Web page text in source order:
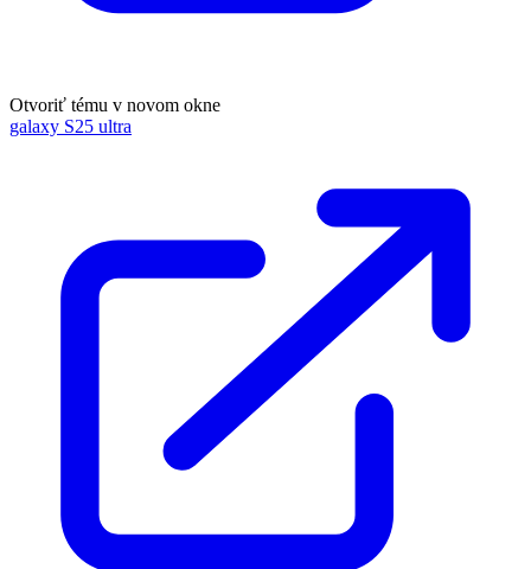
Otvoriť tému v novom okne
galaxy S25 ultra